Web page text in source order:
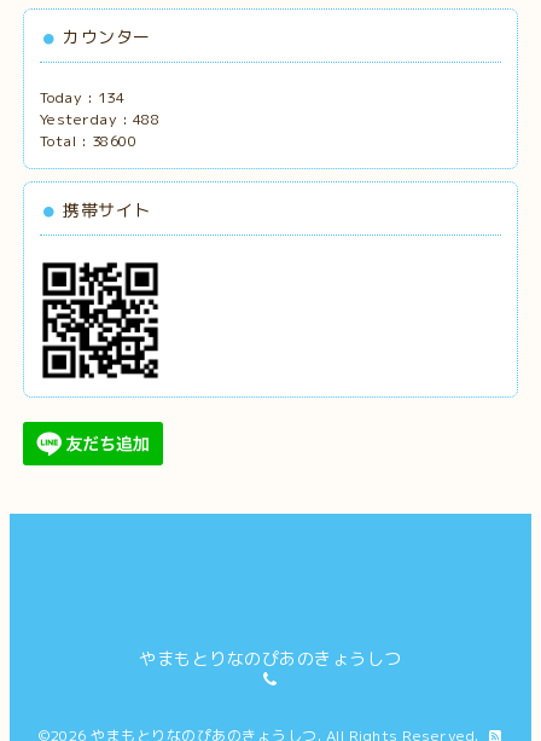
カウンター
Today : 134
Yesterday : 488
Total : 38600
携帯サイト
やまもとりなのぴあのきょうしつ
©2026やまもとりなのぴあのきょうしつ. All Rights Reserved.